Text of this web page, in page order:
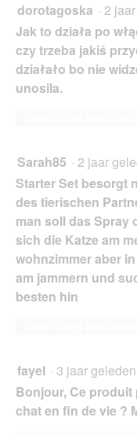
dorotagoska · 2
Jak to działa po
czy trzeba jakiś
działało bo nie
unosila.
Sarah85 · 2 jaar
Starter Set besorgt
des tierischen
man soll das Spray
sich die Katze am
wohnzimmer aber
am jammern und
besten hin
fayel · 3 jaar geleden
Bonjour, Ce produit
chat en fin de vie ?